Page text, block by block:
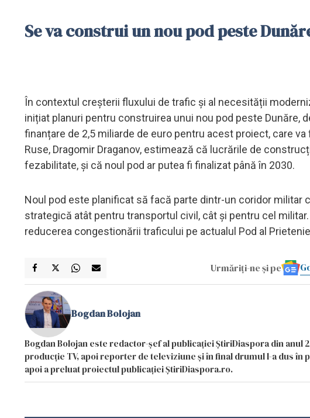
Se va construi un nou pod peste
În contextul creșterii fluxului de trafic și al necesității
inițiat planuri pentru construirea unui nou pod peste Dunăre,
finanțare de 2,5 miliarde de euro pentru acest proiect, care
Ruse, Dragomir Draganov, estimează că lucrările de
fezabilitate, și că noul pod ar putea fi finalizat până în 2030. ​
Noul pod este planificat să facă parte dintr-un coridor militar
strategică atât pentru transportul civil, cât și pentru cel
reducerea congestionării traficului pe actualul Pod al
Urmăriți-ne și pe
Bogdan Bolojan
Bogdan Bolojan este redactor-șef al publicației ȘtiriDiaspora din anul
producție TV, apoi reporter de televiziune și în final drumul l-a dus în
apoi a preluat proiectul publicației ȘtiriDiaspora.ro.